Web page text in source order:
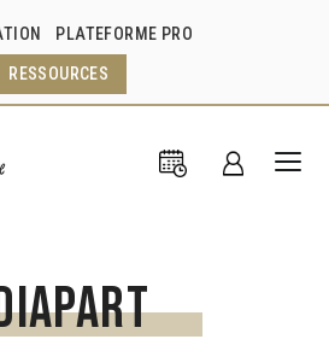
PLATEFORME PRO
RESSOURCES